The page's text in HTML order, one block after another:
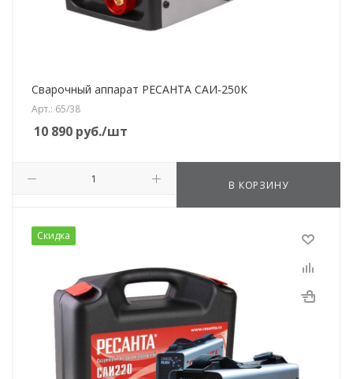
Сварочный аппарат РЕСАНТА САИ-250К
Арт.: 65/38
10 890 руб./шт
В КОРЗИНУ
Скидка